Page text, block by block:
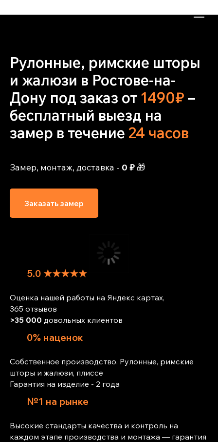
Рулонные, римские шторы
и жалюзи в Ростове-на-
Дону под заказ от 1490₽ –
бесплатный выезд на
замер в течение 24 часов
Замер, монтаж, доставка - 0 ₽ 🎁
Заказать замер
5.0 ★★★★★
Оценка нашей работы на Яндекс картах,
365 отзывов
>35 000 довольных клиентов
0% наценок
Собственное производство. Рулонные, римские
шторы и жалюзи, плиссе
Гарантия на изделие - 2 года
№1 на рынке
Высокие стандарты качества и контроль на
каждом этапе производства и монтажа — гарантия